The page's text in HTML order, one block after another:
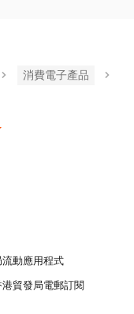
消費電子產品
動應用程式
貿發局電郵訂閱